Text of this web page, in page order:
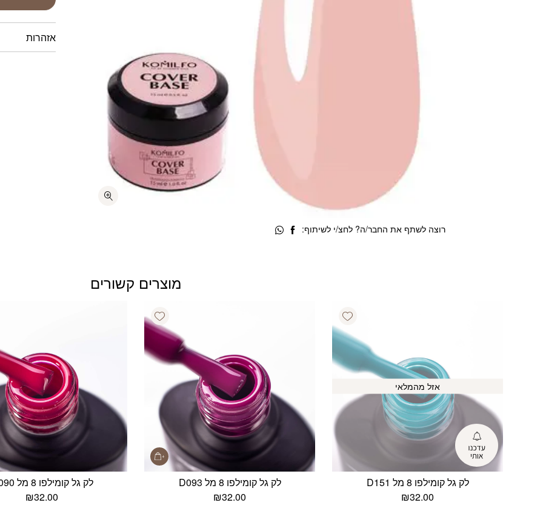
אזהרות
רוצה לשתף את החבר/ה? לחצ/י לשיתוף:
מוצרים קשורים
Add wishlist
אזל מהמלאי
לק גל קומילפו 8 מל D151
₪32.00
Add wishlist
לק גל קומילפו 8 מל D093
₪32.00
לק גל קומילפו 8 מל D090
₪32.00